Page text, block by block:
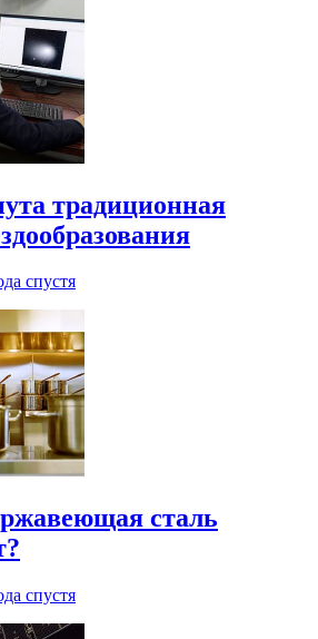
традиционная
спустя
сталь
спустя